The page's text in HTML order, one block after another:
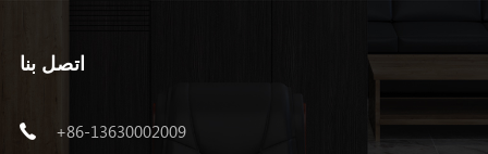
المزيد
التعرف على اتصل بنا
+86-13630002009